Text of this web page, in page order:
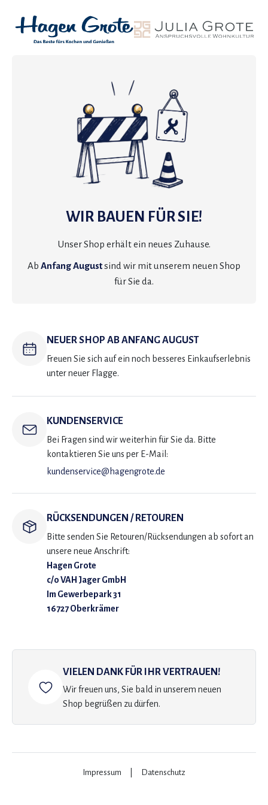
WIR BAUEN FÜR SIE!
Unser Shop erhält ein neues Zuhause.
Ab Anfang Augustsind wir mit unserem neuen Shop
für Sie da.
NEUER SHOP AB ANFANG AUGUST
Freuen Sie sich auf ein noch besseres Einkaufserlebnis
unter neuer Flagge.
KUNDENSERVICE
Bei Fragen sind wir weiterhin für Sie da. Bitte
kontaktieren Sie uns per E-Mail:
kundenservice@hagengrote.de
RÜCKSENDUNGEN / RETOUREN
Bitte senden Sie Retouren/Rücksendungen ab sofort an
unsere neue Anschrift:
Hagen Grote
c/o VAH Jager GmbH
Im Gewerbepark 31
16727 Oberkrämer
VIELEN DANK FÜR IHR VERTRAUEN!
Wir freuen uns, Sie bald in unserem neuen
Shop begrüßen zu dürfen.
Impressum Datenschutz